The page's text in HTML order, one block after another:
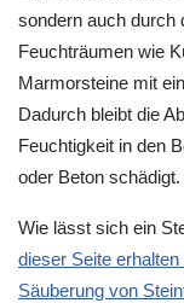
sondern auch durch
Feuchträumen wie
Marmorsteine mit
Dadurch bleibt die
Feuchtigkeit in den
oder Beton schädigt.
Wie lässt sich ein
dieser Seite
Säuberung von